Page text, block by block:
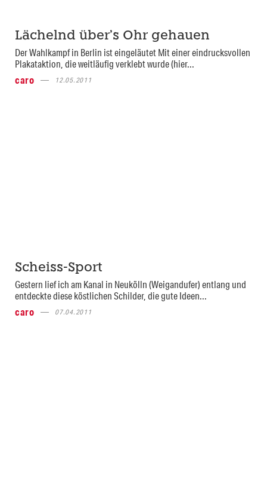
Lächelnd über’s Ohr gehauen
Der Wahlkampf in Berlin ist eingeläutet Mit einer eindrucksvollen
Plakataktion, die weitläufig verklebt wurde (hier...
caro
12.05.2011
Scheiss-Sport
Gestern lief ich am Kanal in Neukölln (Weigandufer) entlang und
entdeckte diese köstlichen Schilder, die gute Ideen...
caro
07.04.2011